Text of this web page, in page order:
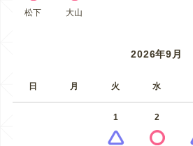
松下 大山
2026年9月
日 月 火 水
1 2